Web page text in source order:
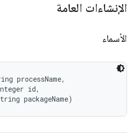
الإنشاءات العامة
الأسماء
processName,
id,
packageName)